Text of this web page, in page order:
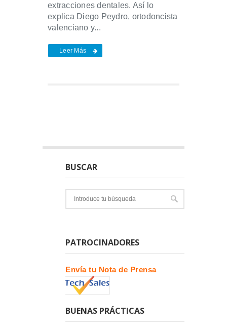
extracciones dentales. Así lo
explica Diego Peydro, ortodoncista
valenciano y...
Leer Más
BUSCAR
PATROCINADORES
Envía tu Nota de Prensa
BUENAS PRÁCTICAS